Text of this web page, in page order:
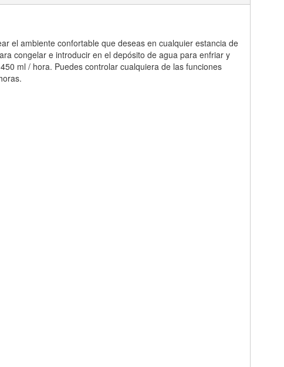
el ambiente confortable que deseas en cualquier estancia de
congelar e introducir en el depósito de agua para enfriar y
ml / hora. Puedes controlar cualquiera de las funciones